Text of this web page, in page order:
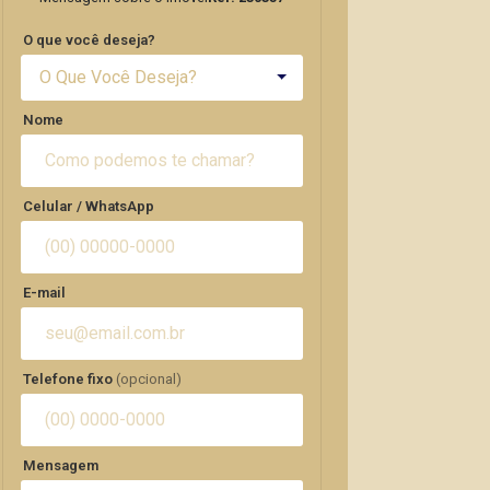
O que você deseja?
O Que Você Deseja?
Nome
Celular / WhatsApp
E-mail
Telefone fixo (opcional)
Mensagem